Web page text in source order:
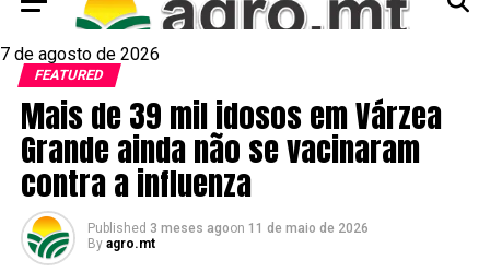
7 de agosto de 2026
FEATURED
Mais de 39 mil idosos em Várzea
Grande ainda não se vacinaram
contra a influenza
Published 3 meses agoon 11 de maio de 2026
By agro.mt